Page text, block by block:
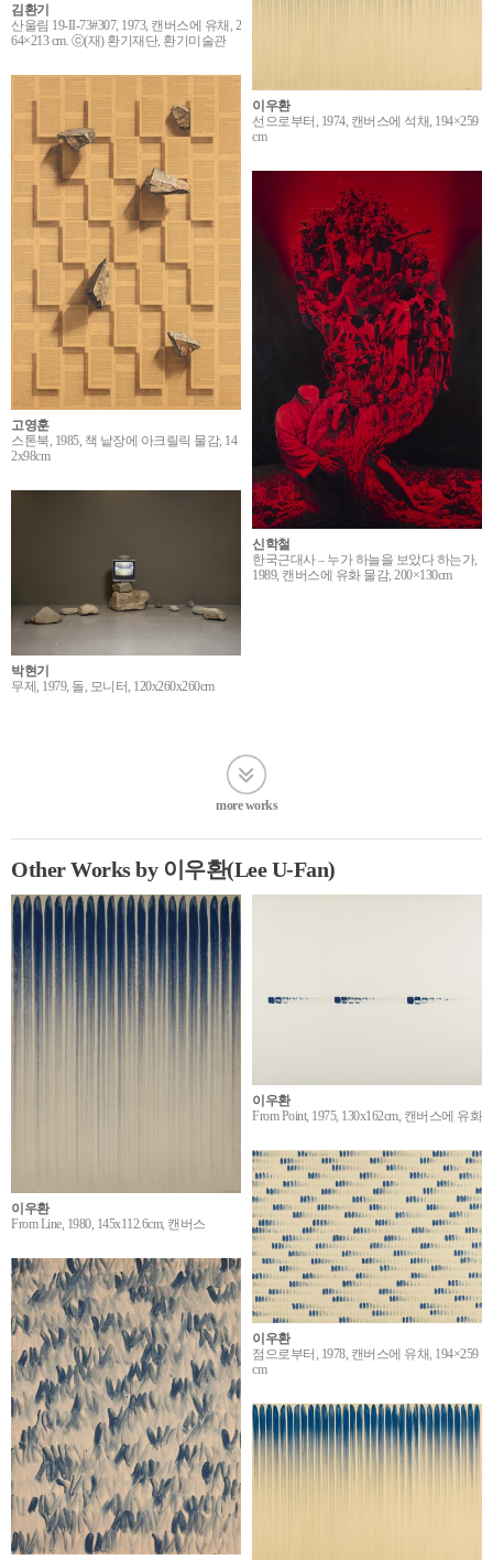
김환기
산울림 19-II-73#307, 1973, 캔버스에 유채, 2
64×213 cm. ⓒ(재) 환기재단, 환기미술관
이우환
선으로부터, 1974, 캔버스에 석채, 194×259
cm
고영훈
스톤북, 1985, 책 낱장에 아크릴릭 물감, 14
2x98cm
신학철
한국근대사 – 누가 하늘을 보았다 하는가,
1989, 캔버스에 유화 물감, 200×130cm
박현기
무제, 1979, 돌, 모니터, 120x260x260cm
more works
Other Works by 이우환(Lee U-Fan)
이우환
From Line, 1980, 145x112.6cm, 캔버스
이우환
From Point, 1975, 130x162cm, 캔버스에 유화
이우환
점으로부터, 1978, 캔버스에 유채, 194×259
cm